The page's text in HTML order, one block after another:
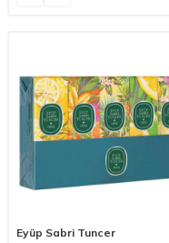
Eyüp Sabri Tuncer